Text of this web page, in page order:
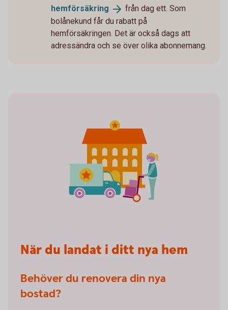
hemförsäkring
från dag ett. Som
bolånekund får du rabatt på
hemförsäkringen. Det är också dags att
adressändra och se över olika abonnemang.
När du landat i ditt nya hem
Behöver du renovera din nya
bostad?